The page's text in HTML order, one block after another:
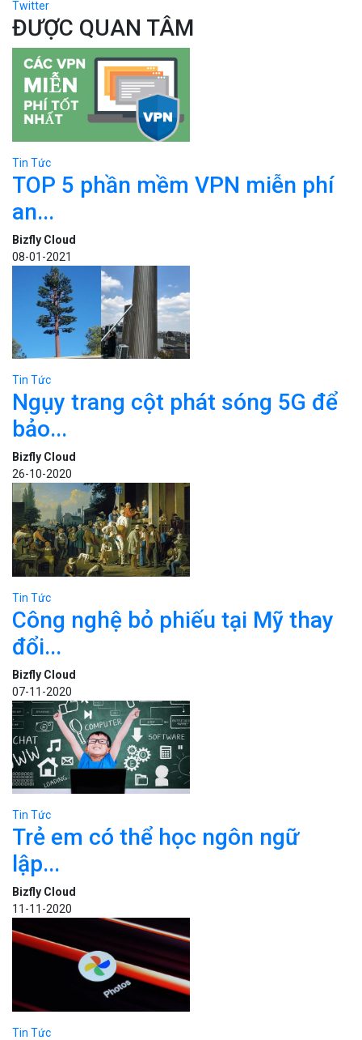
Twitter
ĐƯỢC QUAN TÂM
Tin Tức
TOP 5 phần mềm VPN miễn phí
an...
Bizfly Cloud
08-01-2021
Tin Tức
Ngụy trang cột phát sóng 5G để
bảo...
Bizfly Cloud
26-10-2020
Tin Tức
Công nghệ bỏ phiếu tại Mỹ thay
đổi...
Bizfly Cloud
07-11-2020
Tin Tức
Trẻ em có thể học ngôn ngữ
lập...
Bizfly Cloud
11-11-2020
Tin Tức